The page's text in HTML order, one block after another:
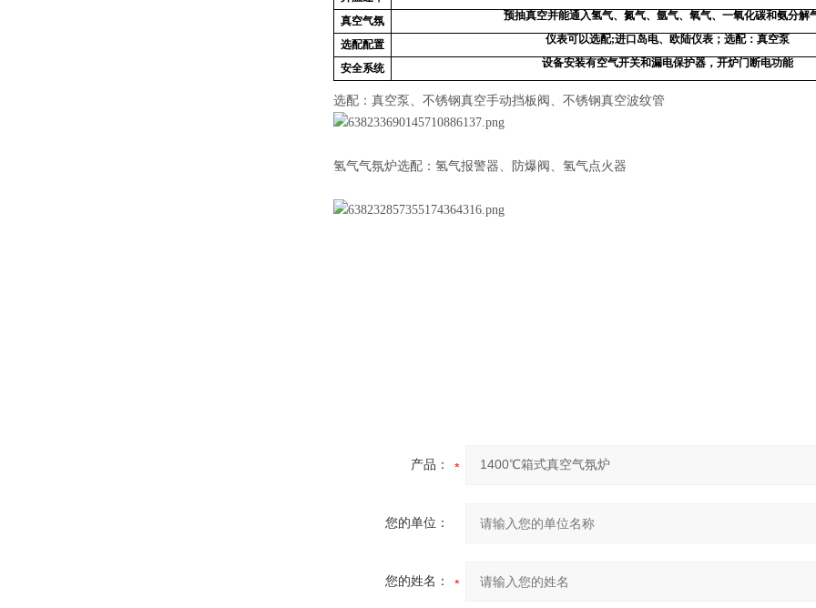
真空气氛 预抽真空并能通入氢气、氮气、氩气、氧气、一氧化碳和氨分解
选配配置 仪表可以选配;进口岛电、欧陆仪表；选配：真空泵
安全系统 设备安装有空气开关和漏电保护器，开炉门断电功能
选配：真空泵、不锈钢真空手动挡板阀、不锈钢真空波纹管
氢气气氛炉选配：氢气报警器、防爆阀、氢气点火器
产品：
您的单位：
您的姓名：